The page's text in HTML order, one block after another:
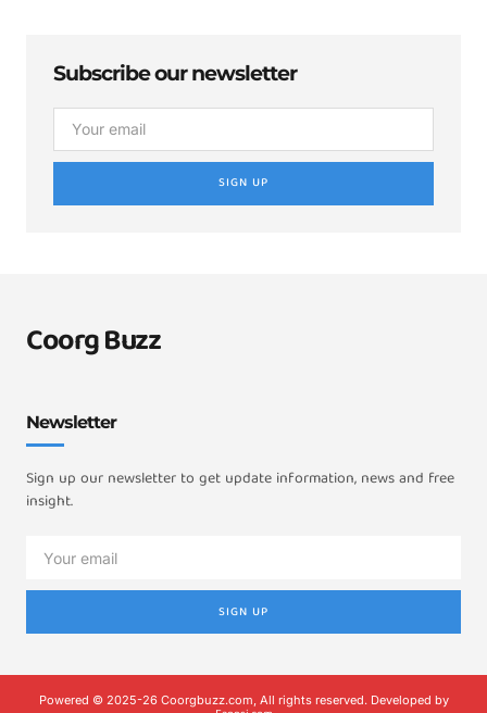
Subscribe our newsletter
SIGN UP
Coorg Buzz
Newsletter
Sign up our newsletter to get update information, news and free
insight.
SIGN UP
Powered © 2025-26 Coorgbuzz.com, All rights reserved. Developed by